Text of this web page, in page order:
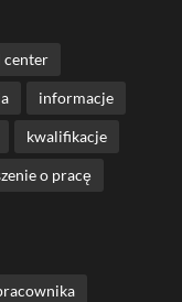
center
informacje
kwalifikacje
o pracę